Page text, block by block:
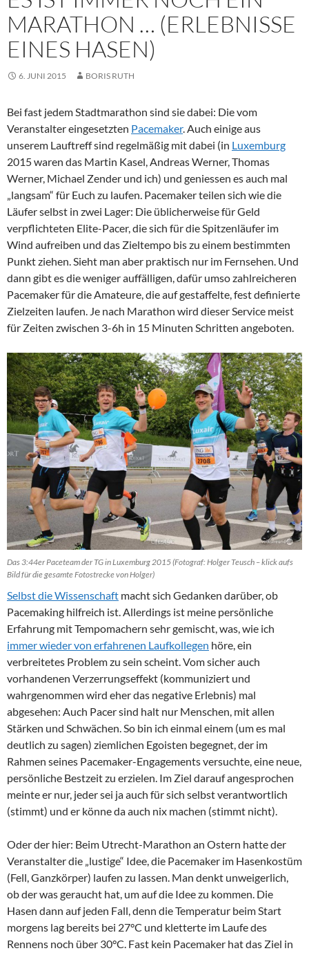
MARATHON … (ERLEBNISSE
EINES HASEN)
6. JUNI 2015 BORIS RUTH
Bei fast jedem Stadtmarathon sind sie dabei: Die vom
Veranstalter eingesetzten Pacemaker. Auch einige aus
unserem Lauftreff sind regelmäßig mit dabei (in Luxemburg
2015 waren das Martin Kasel, Andreas Werner, Thomas
Werner, Michael Zender und ich) und geniessen es auch mal
„langsam“ für Euch zu laufen. Pacemaker teilen sich wie die
Läufer selbst in zwei Lager: Die üblicherweise für Geld
verpflichteten Elite-Pacer, die sich für die Spitzenläufer im
Wind aufreiben und das Zieltempo bis zu einem bestimmten
Punkt ziehen. Sieht man aber praktisch nur im Fernsehen. Und
dann gibt es die weniger auffälligen, dafür umso zahlreicheren
Pacemaker für die Amateure, die auf gestaffelte, fest definierte
Zielzeiten laufen. Je nach Marathon wird dieser Service meist
für Zeiten zwischen 3-6h in 15 Minuten Schritten angeboten.
Das 3:44er Paceteam der TG in Luxemburg 2015 (Fotograf: Holger Teusch – klick aufs
Bild für die gesamte Fotostrecke von Holger)
Selbst die Wissenschaft macht sich Gedanken darüber, ob
Pacemaking hilfreich ist. Allerdings ist meine persönliche
Erfahrung mit Tempomachern sehr gemischt, was, wie ich
immer wieder von erfahrenen Laufkollegen höre, ein
verbreitetes Problem zu sein scheint. Vom sicher auch
vorhandenen Verzerrungseffekt (kommuniziert und
wahrgenommen wird eher das negative Erlebnis) mal
abgesehen: Auch Pacer sind halt nur Menschen, mit allen
Stärken und Schwächen. So bin ich einmal einem (um es mal
deutlich zu sagen) ziemlichen Egoisten begegnet, der im
Rahmen seines Pacemaker-Engagements versuchte, eine neue,
persönliche Bestzeit zu erzielen. Im Ziel darauf angesprochen
meinte er nur, jeder sei ja auch für sich selbst verantwortlich
(stimmt) und er könne da auch nix machen (stimmt nicht).
Oder der hier: Beim Utrecht-Marathon an Ostern hatte der
Veranstalter die „lustige“ Idee, die Pacemaker im Hasenkostüm
(Fell, Ganzkörper) laufen zu lassen. Man denkt unweigerlich,
ob der was geraucht hat, um auf die Idee zu kommen. Die
Hasen dann auf jeden Fall, denn die Temperatur beim Start
morgens lag bereits bei 27°C und kletterte im Laufe des
Rennens noch über 30°C. Fast kein Pacemaker hat das Ziel in